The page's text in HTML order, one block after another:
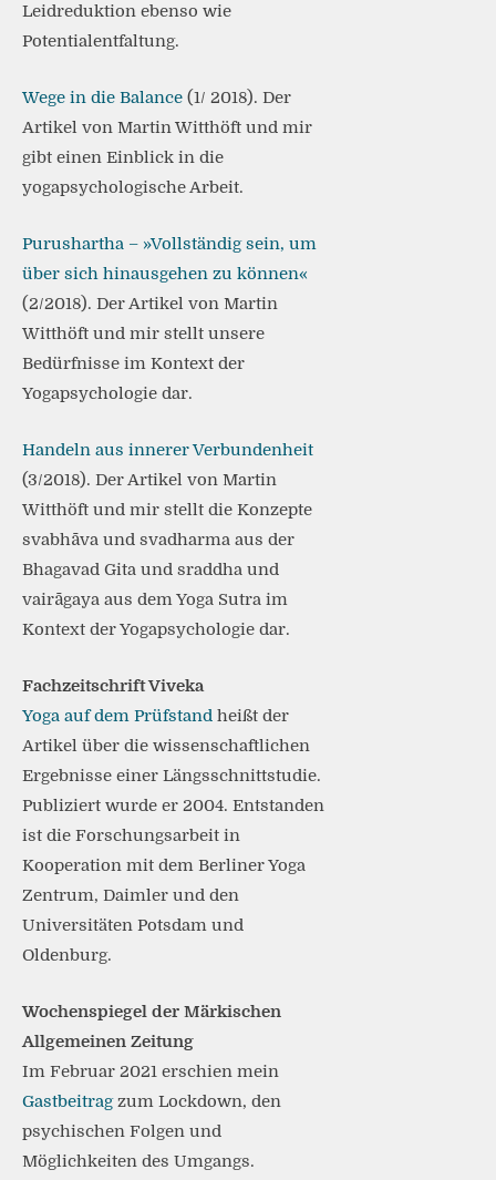
Leidreduktion ebenso wie
Potentialentfaltung.
Wege in die Balance (1/ 2018). Der
Artikel von Martin Witthöft und mir
gibt einen Einblick in die
yogapsychologische Arbeit.
Purushartha – »Vollständig sein, um
über sich hinausgehen zu können«
(2/2018). Der Artikel von Martin
Witthöft und mir stellt unsere
Bedürfnisse im Kontext der
Yogapsychologie dar.
Handeln aus innerer Verbundenheit
(3/2018). Der Artikel von Martin
Witthöft und mir stellt die Konzepte
svabhāva und svadharma aus der
Bhagavad Gita und sraddha und
vairāgaya aus dem Yoga Sutra im
Kontext der Yogapsychologie dar.
Fachzeitschrift Viveka
Yoga auf dem Prüfstand heißt der
Artikel über die wissenschaftlichen
Ergebnisse einer Längsschnittstudie.
Publiziert wurde er 2004. Entstanden
ist die Forschungsarbeit in
Kooperation mit dem Berliner Yoga
Zentrum, Daimler und den
Universitäten Potsdam und
Oldenburg.
Wochenspiegel der Märkischen
Allgemeinen Zeitung
Im Februar 2021 erschien mein
Gastbeitragzum Lockdown, den
psychischen Folgen und
Möglichkeiten des Umgangs.